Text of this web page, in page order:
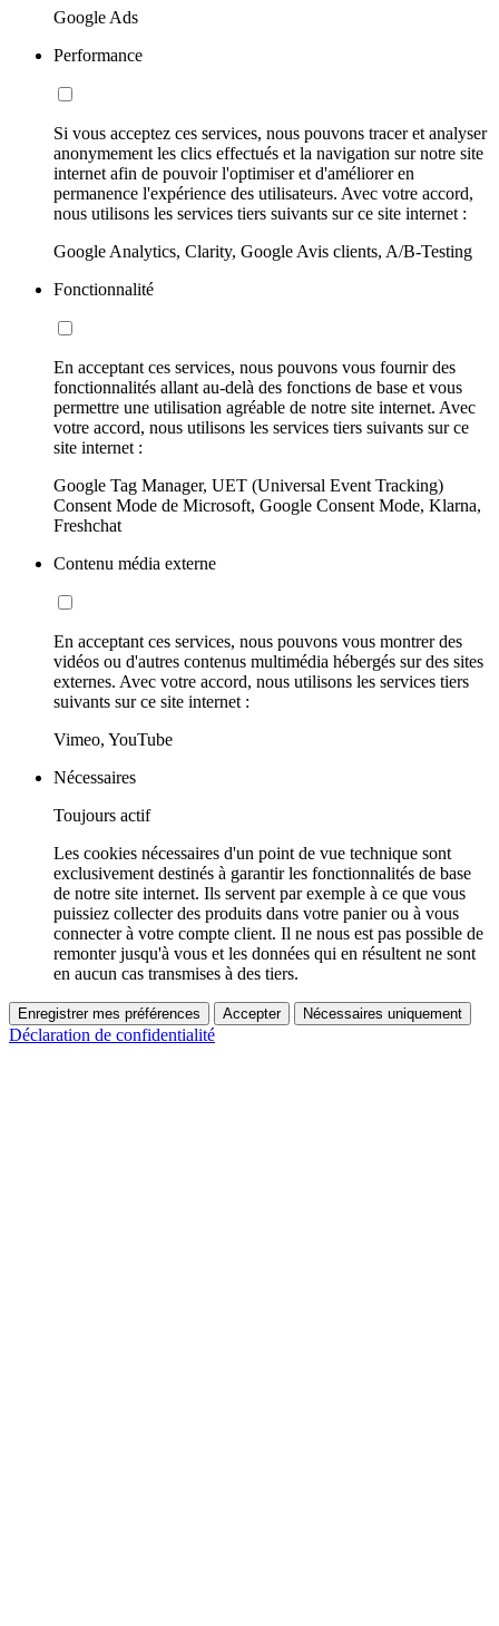
Google Ads
Performance
Si vous acceptez ces services, nous pouvons tracer et analyser
anonymement les clics effectués et la navigation sur notre site
internet afin de pouvoir l'optimiser et d'améliorer en
permanence l'expérience des utilisateurs. Avec votre accord,
nous utilisons les services tiers suivants sur ce site internet :
Google Analytics, Clarity, Google Avis clients, A/B-Testing
Fonctionnalité
En acceptant ces services, nous pouvons vous fournir des
fonctionnalités allant au-delà des fonctions de base et vous
permettre une utilisation agréable de notre site internet. Avec
votre accord, nous utilisons les services tiers suivants sur ce
site internet :
Google Tag Manager, UET (Universal Event Tracking)
Consent Mode de Microsoft, Google Consent Mode, Klarna,
Freshchat
Contenu média externe
En acceptant ces services, nous pouvons vous montrer des
vidéos ou d'autres contenus multimédia hébergés sur des sites
externes. Avec votre accord, nous utilisons les services tiers
suivants sur ce site internet :
Vimeo, YouTube
Nécessaires
Toujours actif
Les cookies nécessaires d'un point de vue technique sont
exclusivement destinés à garantir les fonctionnalités de base
de notre site internet. Ils servent par exemple à ce que vous
puissiez collecter des produits dans votre panier ou à vous
connecter à votre compte client. Il ne nous est pas possible de
remonter jusqu'à vous et les données qui en résultent ne sont
en aucun cas transmises à des tiers.
Enregistrer mes préférences Accepter Nécessaires uniquement
Déclaration de confidentialité